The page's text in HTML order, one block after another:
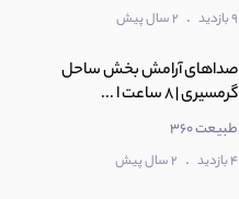
9 بازدید . 2 سال پیش
صداهای آرامش بخش ساحل
گرمسیری | 8 ساعت ا ...
طبیعت 360
4 بازدید . 2 سال پیش